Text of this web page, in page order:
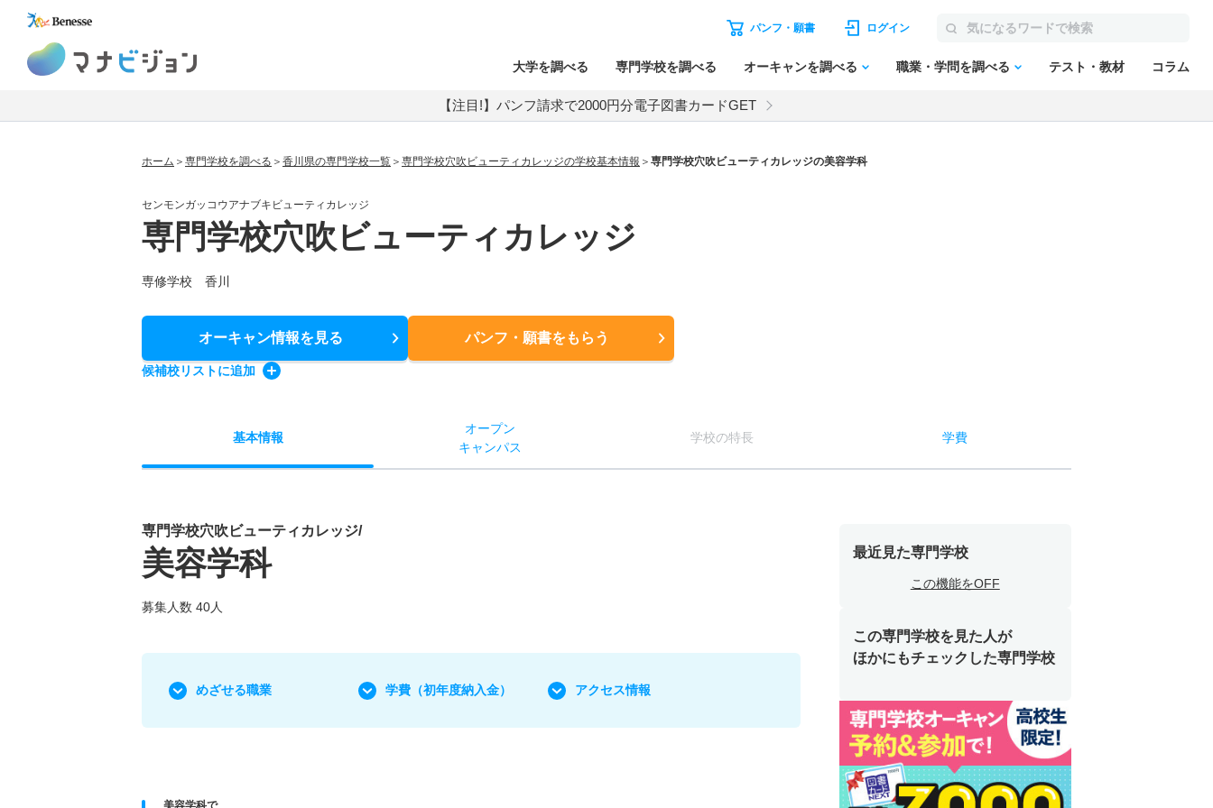
パンフ・願書 ログイン
大学を調べる 専門学校を調べる オーキャンを調べる 職業・学問を調べる テスト・教材 コラム
【注目!】パンフ請求で2000円分電子図書カードGET
ホーム 専門学校を調べる 香川県の専門学校一覧 専門学校穴吹ビューティカレッジの学校基本情報 専門学校穴吹ビューティカレッジの美容学科
センモンガッコウアナブキビューティカレッジ
専門学校穴吹ビューティカレッジ
専修学校 香川
オーキャン情報を見る パンフ・願書をもらう
候補校リストに追加
基本情報
オープン
キャンパス
学校の特長 学費
専門学校穴吹ビューティカレッジ/
美容学科
募集人数 40人
めざせる職業 学費 （初年度納入金） アクセス情報
美容学科で
最近見た専門学校
この機能をOFF
この専門学校を見た人が
ほかにもチェックした専門学校